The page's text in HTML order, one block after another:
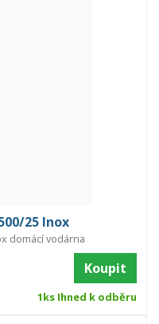
25 Inox
domácí vodárna
Koupit
1ks Ihned k odběru